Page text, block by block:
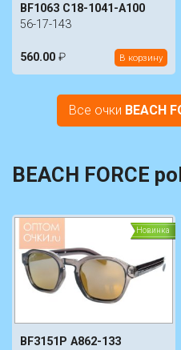
BF1063 C18-1041-A100
56-17-143
560.00 ₽ В корзину
Все очки BEACH
BEACH FORCE
Новинка
BF3151P A862-133